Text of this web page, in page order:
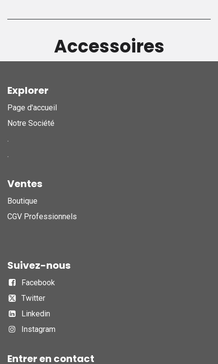
Accessoires
Explorer
Page d'accueil
Notre Société
.
.
Ventes
Boutique
CGV Professionnels
Suivez-nous
Facebook
Twitter
Linkedin
Instagram
Entrer en contact